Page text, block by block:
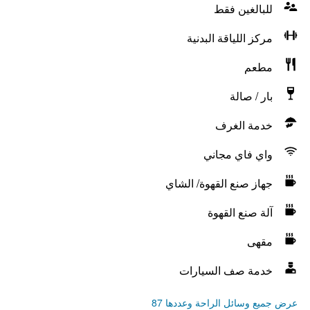
للبالغين فقط
مركز اللياقة البدنية
مطعم
بار / صالة
خدمة الغرف
واي فاي مجاني
جهاز صنع القهوة/ الشاي
آلة صنع القهوة
مقهى
خدمة صف السيارات
عرض جميع وسائل الراحة وعددها 87